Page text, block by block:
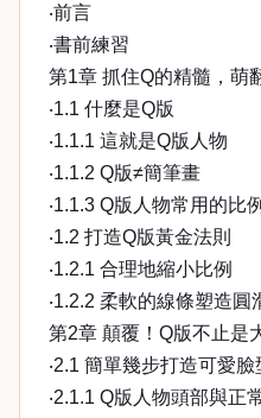
‧前言
‧書前練習
第1章 抓住Q的精髓，萌
‧1.1 什麼是Q版
‧1.1.1 這就是Q版人物
‧1.1.2 Q版≠簡筆畫
‧1.1.3 Q版人物常用的比例
‧1.2 打造Q版黃金法則
‧1.2.1 合理地縮小比例
‧1.2.2 柔軟的線條塑造圓
第2章 顛覆！Q版不止是
‧2.1 簡單幾步打造可愛臉
‧2.1.1 Q版人物頭部與正